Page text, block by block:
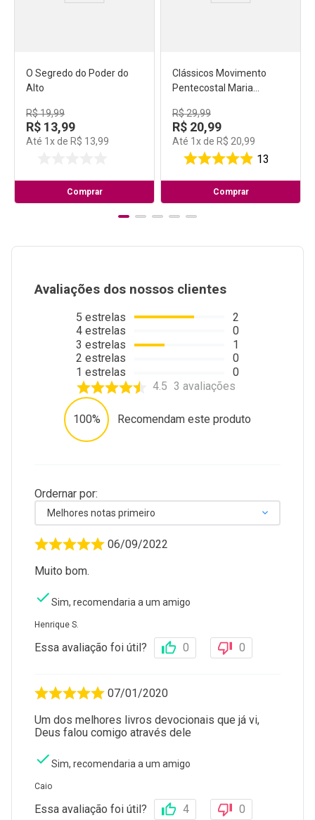
O Segredo do Poder do
Alto
R$19,99
R$ 13,99
Até 1 x de R$ 13,99
Comprar
Clássicos Movimento
Pentecostal Maria
R$29,99
R$ 20,99
Até 1 x de R$ 20,99
13
Comprar
Avaliações dos nossos clientes
5 estrelas
4 estrelas
3 estrelas
2 estrelas
1 estrelas
2
0
1
0
0
4.5 3 avaliações
100% Recomendam este produto
Ordernar por:
Melhores notas primeiro
06/09/2022
Muito bom.
Sim, recomendaria a um amigo
Henrique S.
Essa avaliação foi útil? 0 0
07/01/2020
Um dos melhores livros devocionais que já vi,
Deus falou comigo através dele
Sim, recomendaria a um amigo
Caio
Essa avaliação foi útil? 4 0